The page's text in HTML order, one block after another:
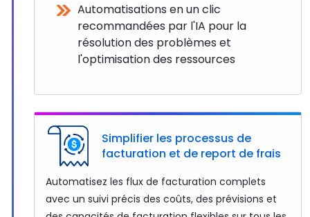
Automatisations en un clic
recommandées par l'IA pour la
résolution des problèmes et
l'optimisation des ressources
Simplifier les processus de
facturation et de report de frais
Automatisez les flux de facturation complets
avec un suivi précis des coûts, des prévisions et